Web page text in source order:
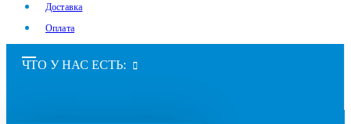
Доставка
Оплата
ЧТО У НАС ЕСТЬ: